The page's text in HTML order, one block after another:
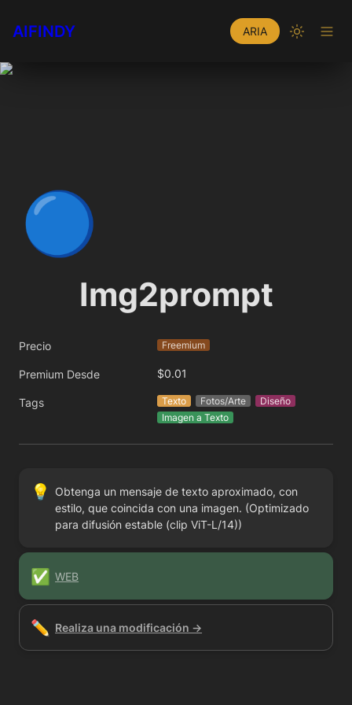
AIFINDY ARIA
🔵
Img2prompt
Precio Freemium
Premium Desde $0.01
Tags Texto Fotos/Arte
Diseño
Imagen a Texto
💡
Obtenga un mensaje de texto aproximado, con
estilo, que coincida con una imagen. (Optimizado
para difusión estable (clip ViT-L/14))
✅ WEB
✏️ Realiza una modificación →